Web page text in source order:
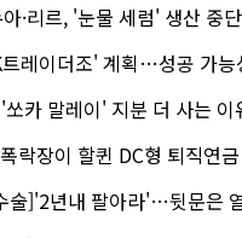
·리르, '눈물 세럼' 생산 중
레이더조' 계획…성공 가능
카 말레이' 지분 더 사는 이
장이 할퀸 DC형 퇴직연금…전
술]'2년내 팔아라'…뒷문은